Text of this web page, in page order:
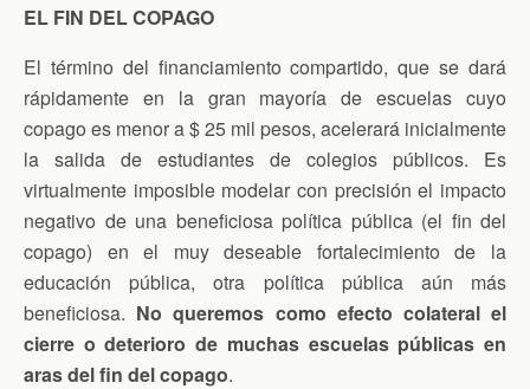
EL FIN DEL COPAGO
El término del financiamiento compartido, que se dará
rápidamente en la gran mayoría de escuelas cuyo
copago es menor a $ 25 mil pesos, acelerará inicialmente
la salida de estudiantes de colegios públicos. Es
virtualmente imposible modelar con precisión el impacto
negativo de una beneficiosa política pública (el fin del
copago) en el muy deseable fortalecimiento de la
educación pública, otra política pública aún más
beneficiosa. No queremos como efecto colateral el
cierre o deterioro de muchas escuelas públicas en
aras del fin del copago.